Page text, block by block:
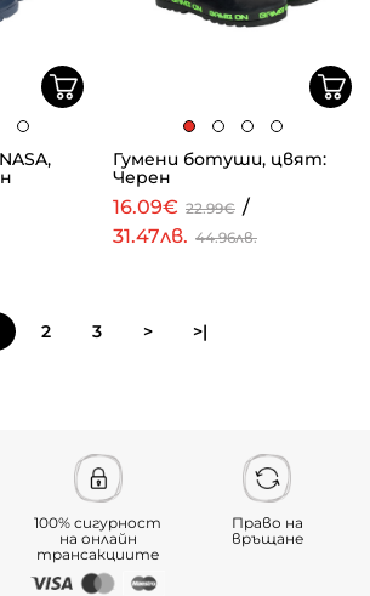
Гумени ботуши, цвят:
Черен
16.09€ 22.99€ /
31.47лв. 44.96лв.
2 3 > >|
100% сигурност
на онлайн
трансакциите
Право на
връщане